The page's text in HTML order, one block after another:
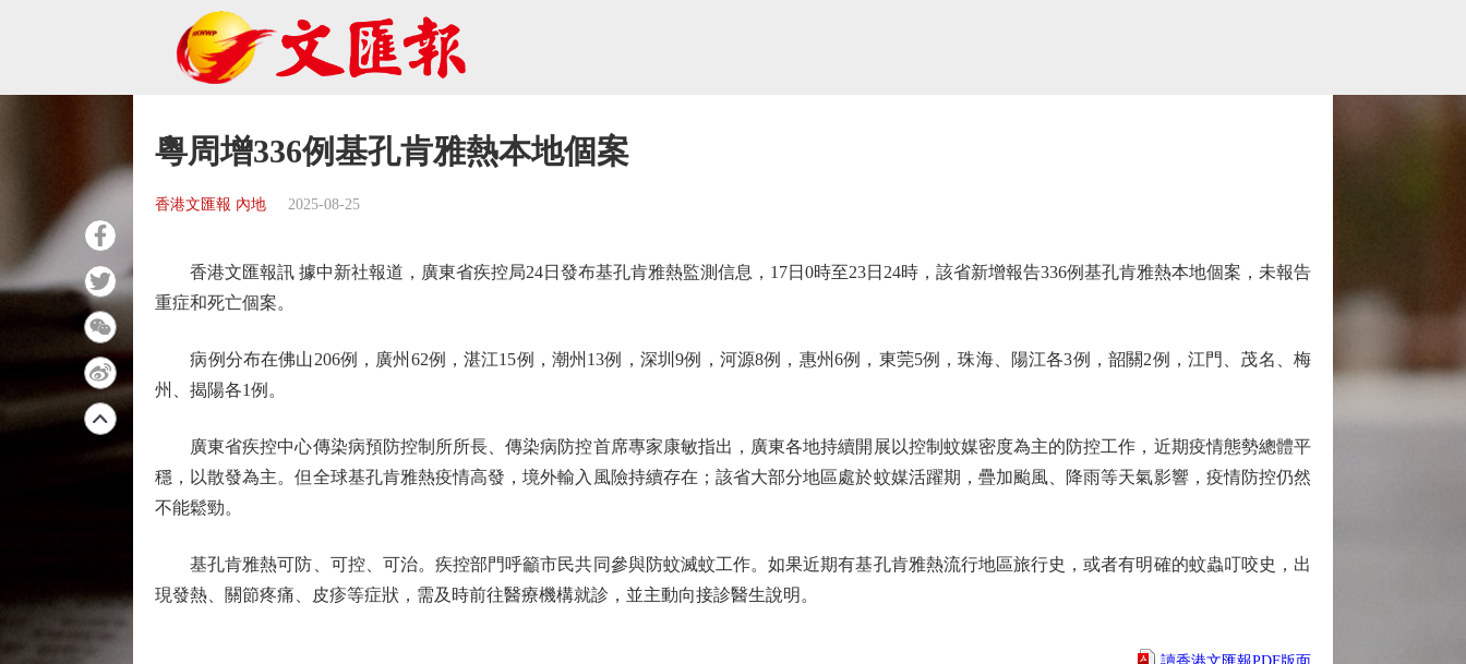
粵周增336例基孔肯雅熱本地個案
香港文匯報 內地 2025-08-25
香港文匯報訊 據中新社報道，廣東省疾控局24日發布基孔肯雅熱監測信息，17日0時至23日24時，該省新增報告336例基孔肯雅熱本地個案，未報告
重症和死亡個案。
病例分布在佛山206例，廣州62例，湛江15例，潮州13例，深圳9例，河源8例，惠州6例，東莞5例，珠海、陽江各3例，韶關2例，江門、茂名、梅
州、揭陽各1例。
廣東省疾控中心傳染病預防控制所所長、傳染病防控首席專家康敏指出，廣東各地持續開展以控制蚊媒密度為主的防控工作，近期疫情態勢總體平
穩，以散發為主。但全球基孔肯雅熱疫情高發，境外輸入風險持續存在；該省大部分地區處於蚊媒活躍期，疊加颱風、降雨等天氣影響，疫情防控仍然
不能鬆勁。
基孔肯雅熱可防、可控、可治。疾控部門呼籲市民共同參與防蚊滅蚊工作。如果近期有基孔肯雅熱流行地區旅行史，或者有明確的蚊蟲叮咬史，出
現發熱、關節疼痛、皮疹等症狀，需及時前往醫療機構就診，並主動向接診醫生說明。